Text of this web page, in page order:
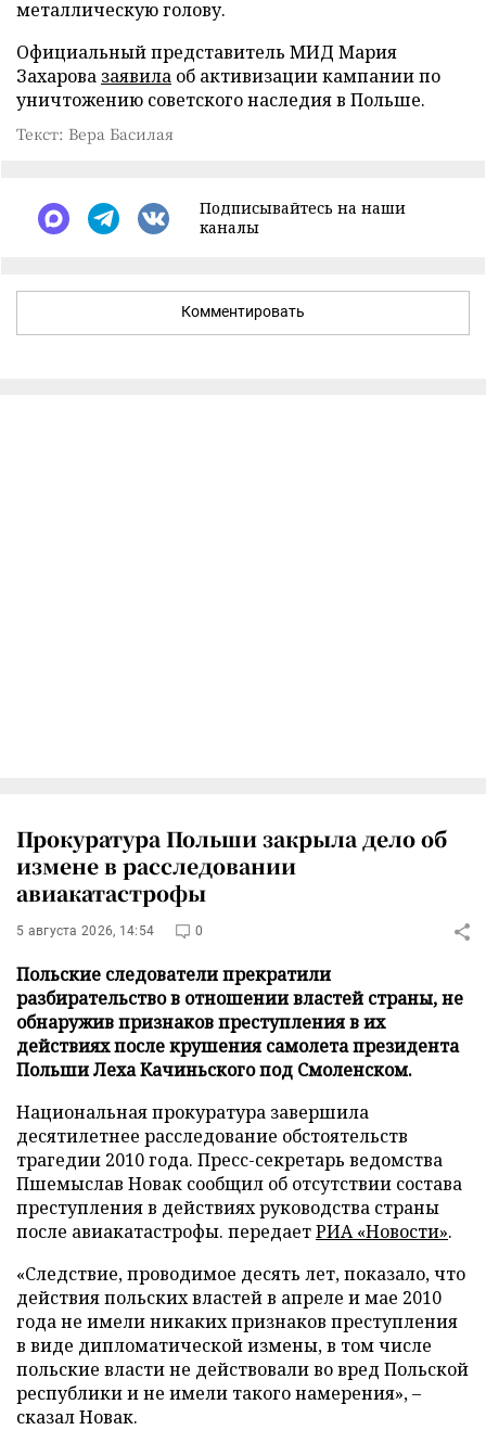
металлическую голову.
Официальный представитель МИД Мария
Захарова заявила об активизации кампании по
уничтожению советского наследия в Польше.
Текст: Вера Басилая
Подписывайтесь на наши
каналы
Комментировать
Прокуратура Польши закрыла дело об
измене в расследовании
авиакатастрофы
5 августа 2026, 14:54 0
Польские следователи прекратили
разбирательство в отношении властей страны, не
обнаружив признаков преступления в их
действиях после крушения самолета президента
Польши Леха Качиньского под Смоленском.
Национальная прокуратура завершила
десятилетнее расследование обстоятельств
трагедии 2010 года. Пресс-секретарь ведомства
Пшемыслав Новак сообщил об отсутствии состава
преступления в действиях руководства страны
после авиакатастрофы. передаетРИА «Новости».
«Следствие, проводимое десять лет, показало, что
действия польских властей в апреле и мае 2010
года не имели никаких признаков преступления
в виде дипломатической измены, в том числе
польские власти не действовали во вред Польской
республики и не имели такого намерения», –
сказал Новак.